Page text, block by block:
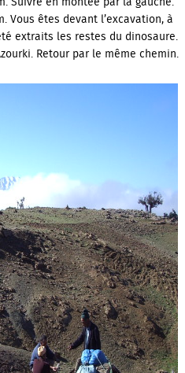
Vous êtes devant l’excavation, à
extraits les restes du dinosaure.
Retour par le même chemin.